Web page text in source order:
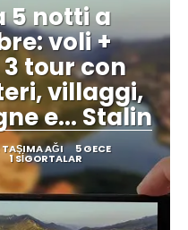
5 notti a
voli +
tour con
villaggi,
e... Stalin
AĞI 5 GECE
1 SIGORTALAR